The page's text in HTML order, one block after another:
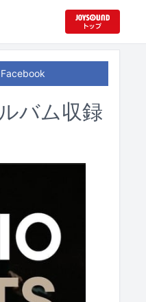
Facebook
バム収録